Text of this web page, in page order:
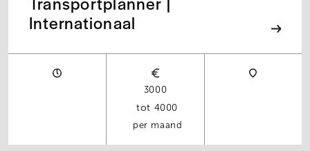
Internationaal
3000
4000
per maand